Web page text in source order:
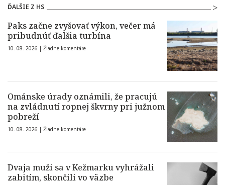
ĎALŠIE Z HS
Paks začne zvyšovať výkon, večer má
pribudnúť ďalšia turbína
10. 08. 2026 | Žiadne komentáre
Ománske úrady oznámili, že pracujú
na zvládnutí ropnej škvrny pri južnom
pobreží
10. 08. 2026 | Žiadne komentáre
Dvaja muži sa v Kežmarku vyhrážali
zabitím, skončili vo väzbe